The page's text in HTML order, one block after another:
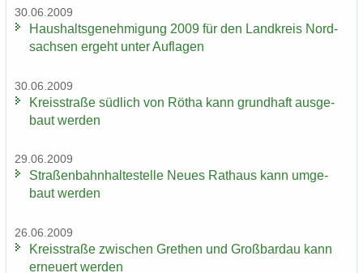
30.06.2009
Haus­halts­ge­neh­mi­gung 2009 für den Land­kreis Nord­
sach­sen er­geht unter Auf­la­gen
30.06.2009
Kreis­stra­ße süd­lich von Rötha kann grund­haft aus­ge­
baut wer­den
29.06.2009
Stra­ßen­bahn­hal­te­stel­le Neues Rat­haus kann um­ge­
baut wer­den
26.06.2009
Kreis­stra­ße zwi­schen Gre­then und Groß­bardau kann
er­neu­ert wer­den